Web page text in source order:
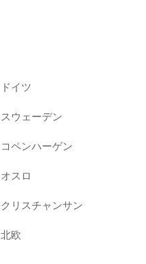
ドイツ
スウェーデン
コペンハーゲン
オスロ
クリスチャンサン
北欧